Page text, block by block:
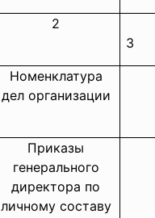
2
3
Номенклатура
дел организации
Приказы
генерального
директора по
личному составу